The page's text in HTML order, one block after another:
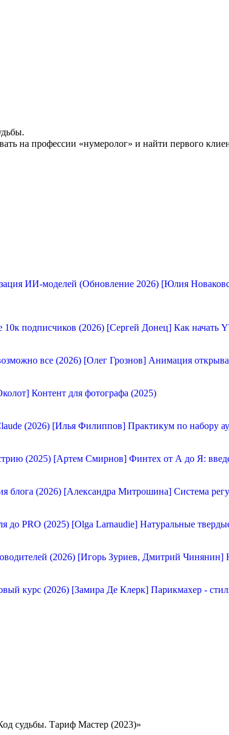
на профессии «нумеролог» и найти первого
[Юлия
[Сергей Донец] Как начать
[Олег Грознов] Анимация
Контент для фотографа (2025)
[Илья Филиппов] Практикум по набору
[Артем Смирнов] Финтех от А до Я:
[Александра Митрошина] Система
[Olga Larnaudie] Натуральные
[Игорь Зуриев, Дмитрий Чинянин]
[Замира Де Клерк] Парикмахер -
судьбы. Тариф Мастер (2023)»